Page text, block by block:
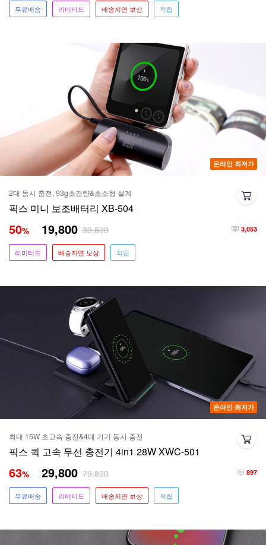
무료배송 리미티드 배송지연 보상 적립
온라인 최저가
2대 동시 충전, 93g초경량&초소형 설계
픽스 미니 보조배터리 XB-504
3,053
50% 19,800 39,800
리미티드 배송지연 보상 적립
온라인 최저가
최대 15W 초고속 충전&4대 기기 동시 충전
픽스 퀵 고속 무선 충전기 4in1 28W XWC-501
897
63% 29,800 79,800
무료배송 리미티드 배송지연 보상 적립